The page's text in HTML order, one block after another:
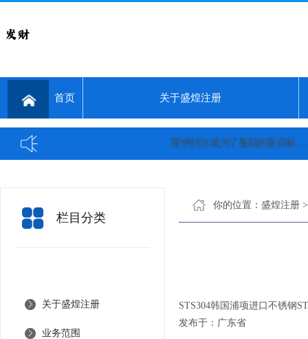
首页 关于盛煌注册
霍伊别尔成为了曼联的新目标... 三
栏目分类
关于盛煌注册
业务范围
你的位置： 盛煌注册
STS304韩国浦项进口不锈钢
发布于：广东省